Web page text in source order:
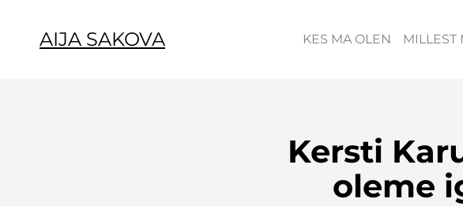
AIJA SAKOVA KES MA OLEN MILLEST
Kersti
oleme